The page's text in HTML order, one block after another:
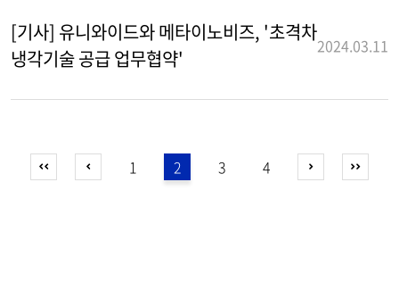
[기사] 유니와이드와 메타이노비즈, '초격차
냉각기술 공급 업무협약'
2024.03.11
1 2 3 4